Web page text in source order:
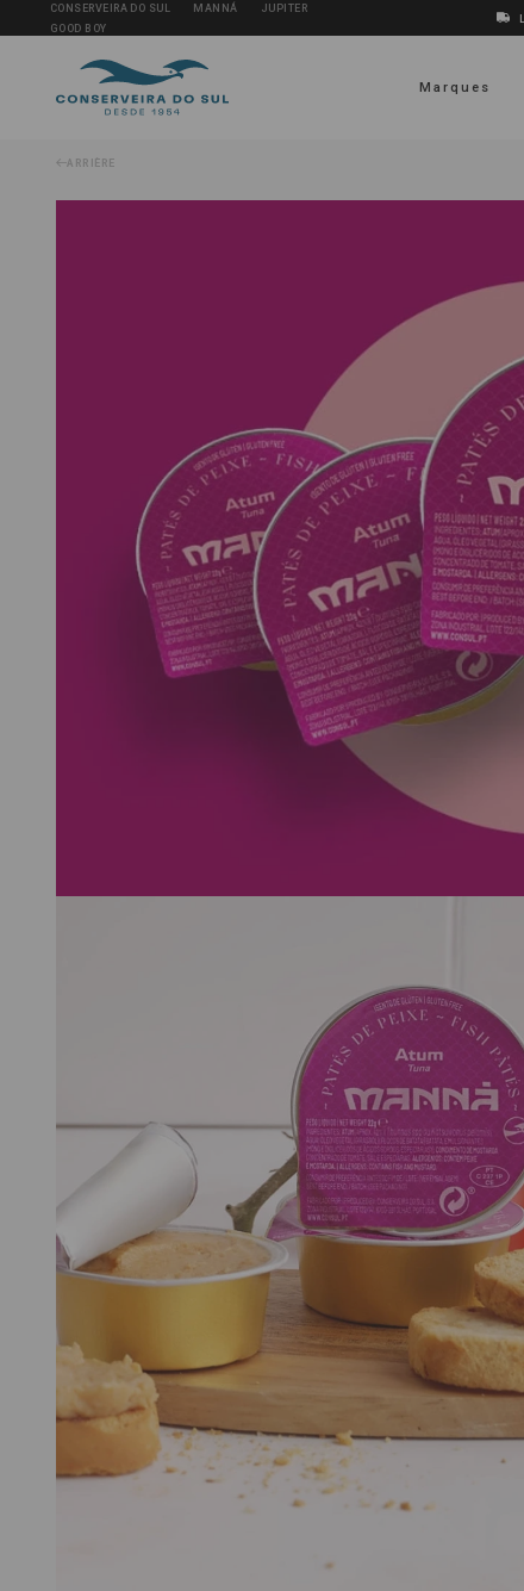
CONSERVEIRA DO SUL MANNÁ
JUPITER
GOOD BOY
Marques
ARRIÈRE